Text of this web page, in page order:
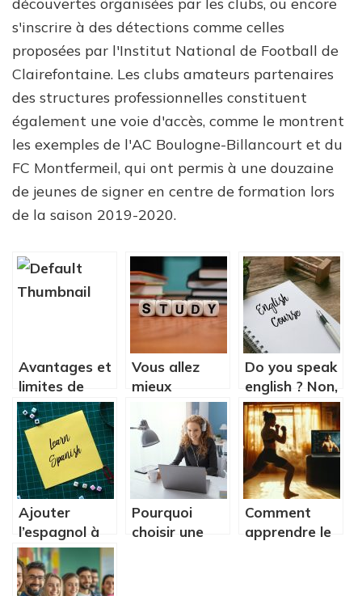
s'inscrire à des détections comme celles
proposées par l'Institut National de Football de
Clairefontaine. Les clubs amateurs partenaires
des structures professionnelles constituent
également une voie d'accès, comme le montrent
les exemples de l'AC Boulogne-Billancourt et du
FC Montfermeil, qui ont permis à une douzaine
de jeunes de signer en centre de formation lors
de la saison 2019-2020.
Avantages et
limites de
l’enseignement
supérieur en
ligne
Vous allez
mieux
comprendre
le
fonctionnement
des cours en
ligne!
Do you speak
english ? Non,
rattrapez
votre retard
avec des
cours
d’anglais
intensif.
Ajouter
l’espagnol à
son arc de
compétences
Pourquoi
choisir une
Comment
apprendre le